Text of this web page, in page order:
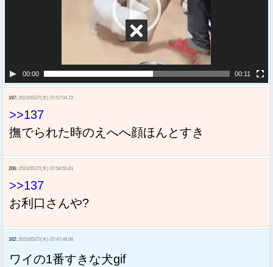
00:00 00:11
197: 2021/05/27(木) 07:57:04.72
>>137
撫でられた時のえへへ顔ほんとすき
206: 2021/05/27(木) 07:58:55.61
>>137
お利口さんや?
162: 2021/05/27(木) 07:47:49.66
ワイの1番すきな犬gif